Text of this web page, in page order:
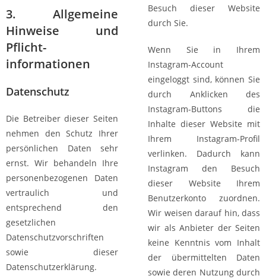
3. Allgemeine
Hinweise und
Pflicht­
informationen
Datenschutz
Die Betreiber dieser Seiten
nehmen den Schutz Ihrer
persönlichen Daten sehr
ernst. Wir behandeln Ihre
personenbezogenen Daten
vertraulich und
entsprechend den
gesetzlichen
Datenschutzvorschriften
sowie dieser
Datenschutzerklärung.
Besuch dieser Website
durch Sie.
Wenn Sie in Ihrem
Instagram-Account
eingeloggt sind, können Sie
durch Anklicken des
Instagram-Buttons die
Inhalte dieser Website mit
Ihrem Instagram-Profil
verlinken. Dadurch kann
Instagram den Besuch
dieser Website Ihrem
Benutzerkonto zuordnen.
Wir weisen darauf hin, dass
wir als Anbieter der Seiten
keine Kenntnis vom Inhalt
der übermittelten Daten
sowie deren Nutzung durch